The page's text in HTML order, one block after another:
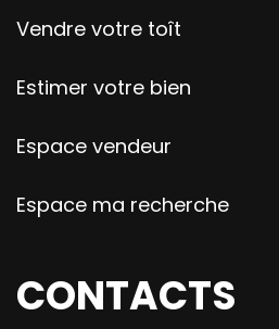
Vendre votre toît
Estimer votre bien
Espace vendeur
Espace ma recherche
CONTACTS